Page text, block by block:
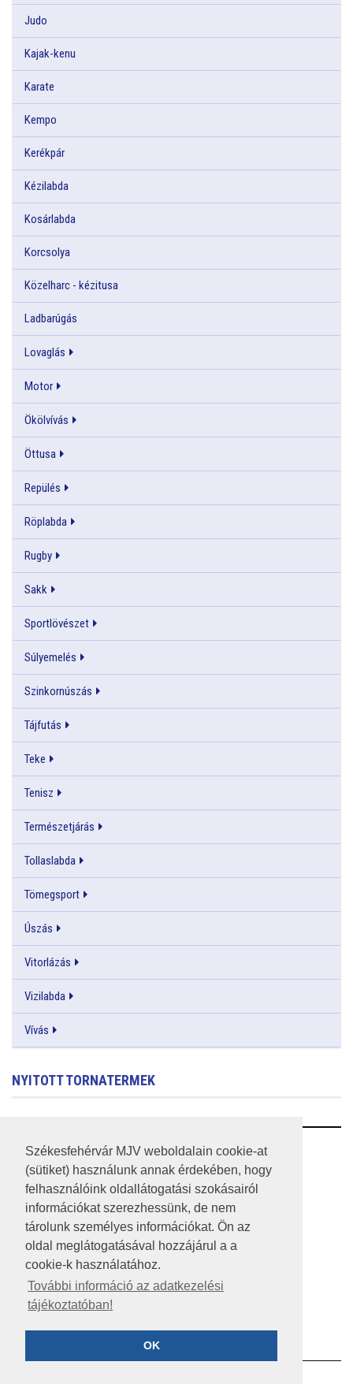
Székesfehérvár MJV weboldalain cookie-at
(sütiket) használunk annak érdekében, hogy
felhasználóink oldallátogatási szokásairól
információkat szerezhessünk, de nem
tárolunk személyes információkat. Ön az
oldal meglátogatásával hozzájárul a a
cookie-k használatához.
További információ az adatkezelési
tájékoztatóban!
OK
Judo
Kajak-kenu
Karate
Kempo
Kerékpár
Kézilabda
Kosárlabda
Korcsolya
Közelharc - kézitusa
Ladbarúgás
Lovaglás
Motor
Ökölvívás
Öttusa
Repülés
Röplabda
Rugby
Sakk
Sportlövészet
Súlyemelés
Szinkornúszás
Tájfutás
Teke
Tenisz
Természetjárás
Tollaslabda
Tömegsport
Úszás
Vitorlázás
Vizilabda
Vívás
NYITOTT TORNATERMEK
RSS
A HONLAP 2017.03.31-I ÁLLAPOTA
JOGI NYILATKOZAT
IMPRESSZUM
KÖZÉRDEKŰ ADATOK